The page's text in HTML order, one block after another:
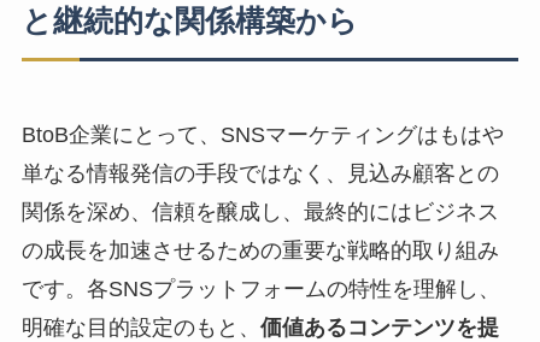
と継続的な関係構築から
BtoB企業にとって、SNSマーケティングはもはや
単なる情報発信の手段ではなく、見込み顧客との
関係を深め、信頼を醸成し、最終的にはビジネス
の成長を加速させるための重要な戦略的取り組み
です。各SNSプラットフォームの特性を理解し、
明確な目的設定のもと、 価値あるコンテンツを提